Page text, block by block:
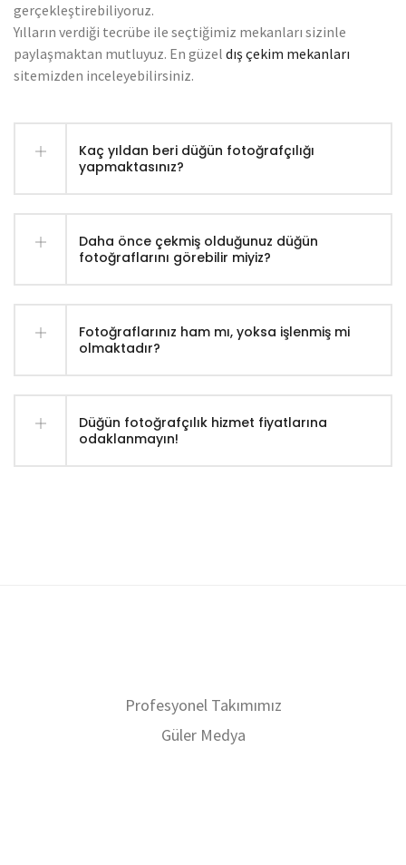
gerçekleştirebiliyoruz.
Yılların verdiği tecrübe ile seçtiğimiz mekanları sizinle
paylaşmaktan mutluyuz. En güzel dış çekim mekanları
sitemizden inceleyebilirsiniz.
Kaç yıldan beri düğün fotoğrafçılığı
yapmaktasınız?
Daha önce çekmiş olduğunuz düğün
fotoğraflarını görebilir miyiz?
Fotoğraflarınız ham mı, yoksa işlenmiş mi
olmaktadır?
Düğün fotoğrafçılık hizmet fiyatlarına
odaklanmayın!
Profesyonel Takımımız
Güler Medya